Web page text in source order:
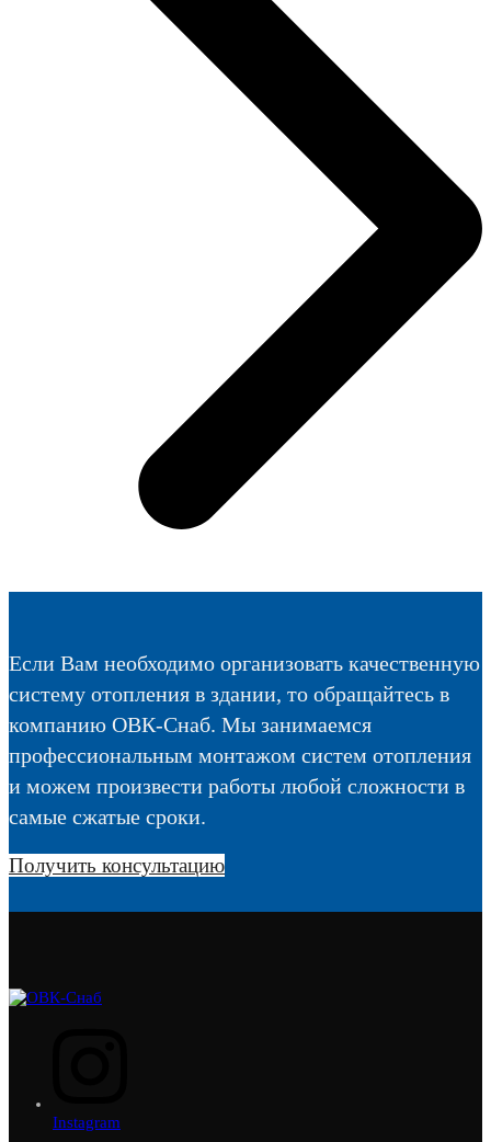
Если Вам необходимо организовать качественную
систему отопления в здании, то обращайтесь в
компанию ОВК-Снаб. Мы занимаемся
профессиональным монтажом систем отопления
и можем произвести работы любой сложности в
самые сжатые сроки.
Получить консультацию
Instagram